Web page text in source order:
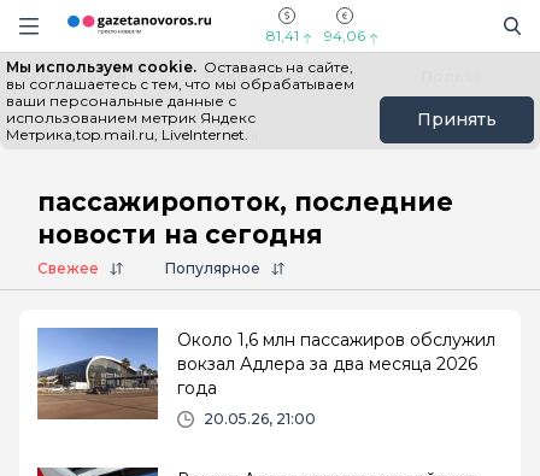
Информационный портал "ГазетаНоворос.ру"
Навигация сайта
81,41 94,06
Мы используем cookie. Оставаясь на сайте,
вы соглашаетесь с тем, что мы обрабатываем
ваши персональные данные с
использованием метрик Яндекс
Метрика,top.mail.ru, LiveInternet.
Принять
Все новости Новости России
Главная # пассажиропоток
пассажиропоток, последние
новости на сегодня
Свежее Популярное
Около 1,6 млн пассажиров обслужил
вокзал Адлера за два месяца 2026
года
20.05.26, 21:00